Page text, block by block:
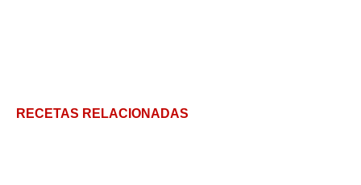
RECETAS RELACIONADAS